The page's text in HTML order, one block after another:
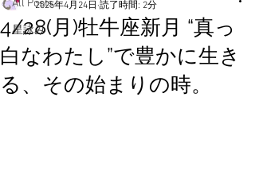
All Posts
星詠み
4/28(月)牡牛座新月 “真っ
白なわたし”で豊かに生き
る、その始まりの時。
2025年4月24日 読了時間: 2分